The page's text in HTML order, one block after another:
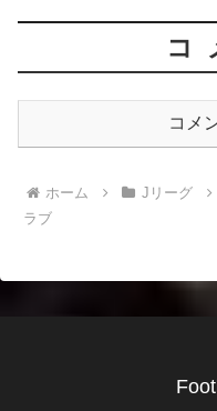
コ
コメ
ホーム Jリーグ
ラブ